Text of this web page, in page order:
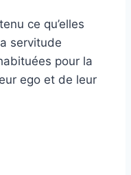
ce qu’elles
servitude
pour la
ego et de leur